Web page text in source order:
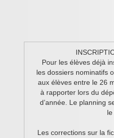
Arena Grenoble
Pour les élèves déjà
les dossiers nominatifs
aux élèves entre le 26
à rapporter lors du
d’année. Le planning
le
Les corrections sur la